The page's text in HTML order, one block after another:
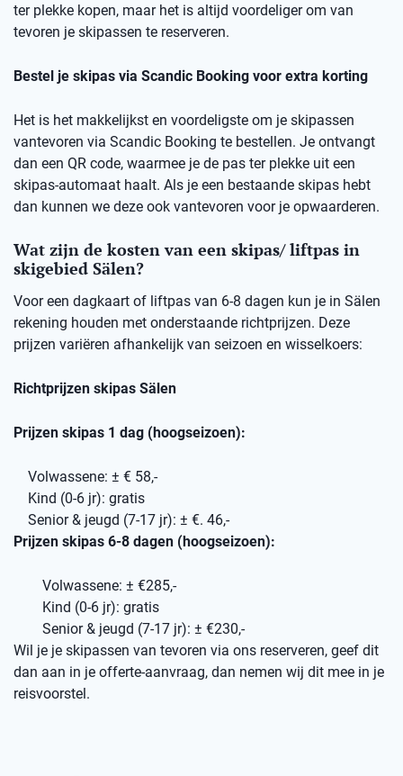
ter plekke kopen, maar het is altijd voordeliger om van
tevoren je skipassen te reserveren.
Bestel je skipas via Scandic Booking voor extra korting
Het is het makkelijkst en voordeligste om je skipassen
vantevoren via Scandic Booking te bestellen. Je ontvangt
dan een QR code, waarmee je de pas ter plekke uit een
skipas-automaat haalt. Als je een bestaande skipas hebt
dan kunnen we deze ook vantevoren voor je opwaarderen.
Wat zijn de kosten van een skipas/ liftpas in
skigebied Sälen?
Voor een dagkaart of liftpas van 6-8 dagen kun je in Sälen
rekening houden met onderstaande richtprijzen. Deze
prijzen variëren afhankelijk van seizoen en wisselkoers:
Richtprijzen skipas Sälen
Prijzen skipas 1 dag (hoogseizoen):
Volwassene: ± € 58,-
Kind (0-6 jr): gratis
Senior & jeugd (7-17 jr): ± €. 46,-
Prijzen skipas 6-8 dagen (hoogseizoen):
Volwassene: ± €285,-
Kind (0-6 jr): gratis
Senior & jeugd (7-17 jr): ± €230,-
Wil je je skipassen van tevoren via ons reserveren, geef dit
dan aan in je offerte-aanvraag, dan nemen wij dit mee in je
reisvoorstel.